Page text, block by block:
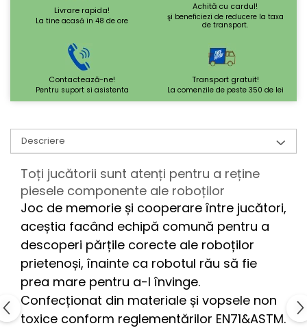
Livrare rapida!
La tine acasă in 48 de ore
Achită cu cardul!
şi beneficiezi de reducere la taxa
de transport.
Contactează-ne!
Pentru suport si asistenta
Transport gratuit!
La comenzile de peste 350 de lei
Descriere
Toți jucătorii sunt atenți pentru a reține
piesele componente ale roboților
Joc de memorie și cooperare între jucători,
aceștia facând echipă comună pentru a
descoperi părțile corecte ale roboților
prietenoși, înainte ca robotul rău să fie
prea mare pentru a-l învinge.
Confecționat din materiale și vopsele non
toxice conform reglementărilor EN71&ASTM.